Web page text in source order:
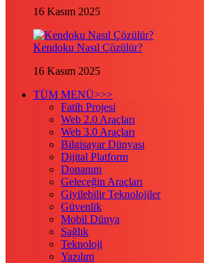
16 Kasım 2025
Kendoku Nasıl Çözülür?
16 Kasım 2025
TÜM MENÜ>>>
Fatih Projesi
Web 2.0 Araçları
Web 3.0 Araçları
Bilgisayar Dünyası
Dijital Platform
Donanım
Geleceğin Araçları
Giyilebilir Teknolojiler
Güvenlik
Mobil Dünya
Sağlık
Teknoloji
Yazılım